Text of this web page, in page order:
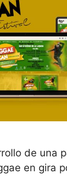
de una
en gira